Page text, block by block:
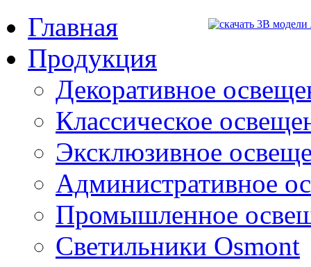
Главная
Продукция
Декоративное
Классическое
Эксклюзивное
Административное
Промышленное
Светильники Osmont